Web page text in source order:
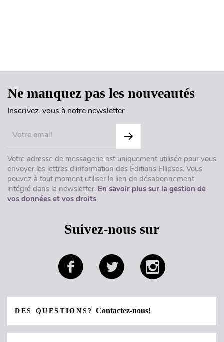
Ne manquez pas les nouveautés
Inscrivez-vous à notre newsletter
Votre adresse de messagerie est uniquement utilisée pour vous
envoyer les lettres d'information des Éditions Ellipses. Vous
pouvez à tout moment utiliser le lien de désabonnement
intégré dans la newsletter. En savoir plus sur la gestion de
vos données et vos droits
Suivez-nous sur
DES QUESTIONS?Contactez-nous!